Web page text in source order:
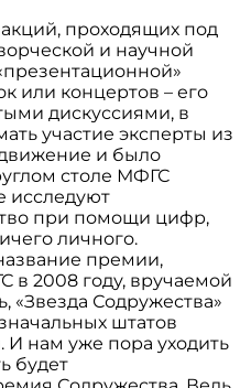
проходящих под
и научной
или концертов – его
дискуссиями, в
участие эксперты из
движение и было
столе МФГС
исследуют
при помощи цифр,
личного.
премии,
в 2008 году, вручаемой
«Звезда Содружества»
штатов
И нам уже пора уходить
будет